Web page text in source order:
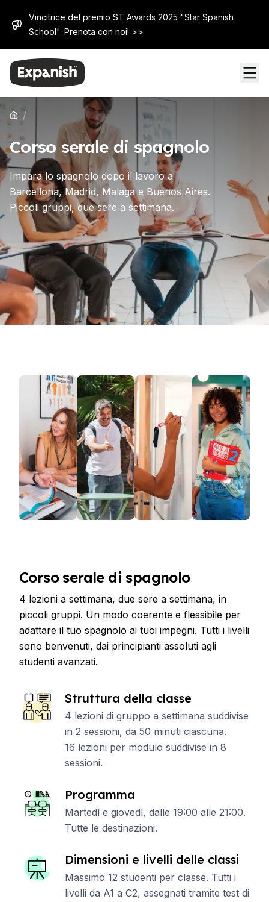
Vincitrice del premio ST Awards 2025 "Star Spanish
School". Prenota con noi! >>
/
Corso serale di spagnolo
Impara lo spagnolo dopo il lavoro a
Barcellona, ​​Madrid, Malaga e Buenos Aires.
Piccoli gruppi, due sere a settimana.
Corso serale di spagnolo
4 lezioni a settimana, due sere a settimana, in
piccoli gruppi. Un modo coerente e flessibile per
adattare il tuo spagnolo ai tuoi impegni. Tutti i livelli
sono benvenuti, dai principianti assoluti agli
studenti avanzati.
Struttura della classe
4 lezioni di gruppo a settimana suddivise
in 2 sessioni, da 50 minuti ciascuna.
16 lezioni per modulo suddivise in 8
sessioni.
Programma
Martedì e giovedì, dalle 19:00 alle 21:00.
Tutte le destinazioni.
Dimensioni e livelli delle classi
Massimo 12 studenti per classe. Tutti i
livelli da A1 a C2, assegnati tramite test di